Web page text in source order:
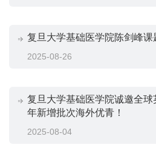
复旦大学基础医学院陈剑峰
2025-08-26
复旦大学基础医学院诚邀全
年新增批次海外优青！
2025-08-04